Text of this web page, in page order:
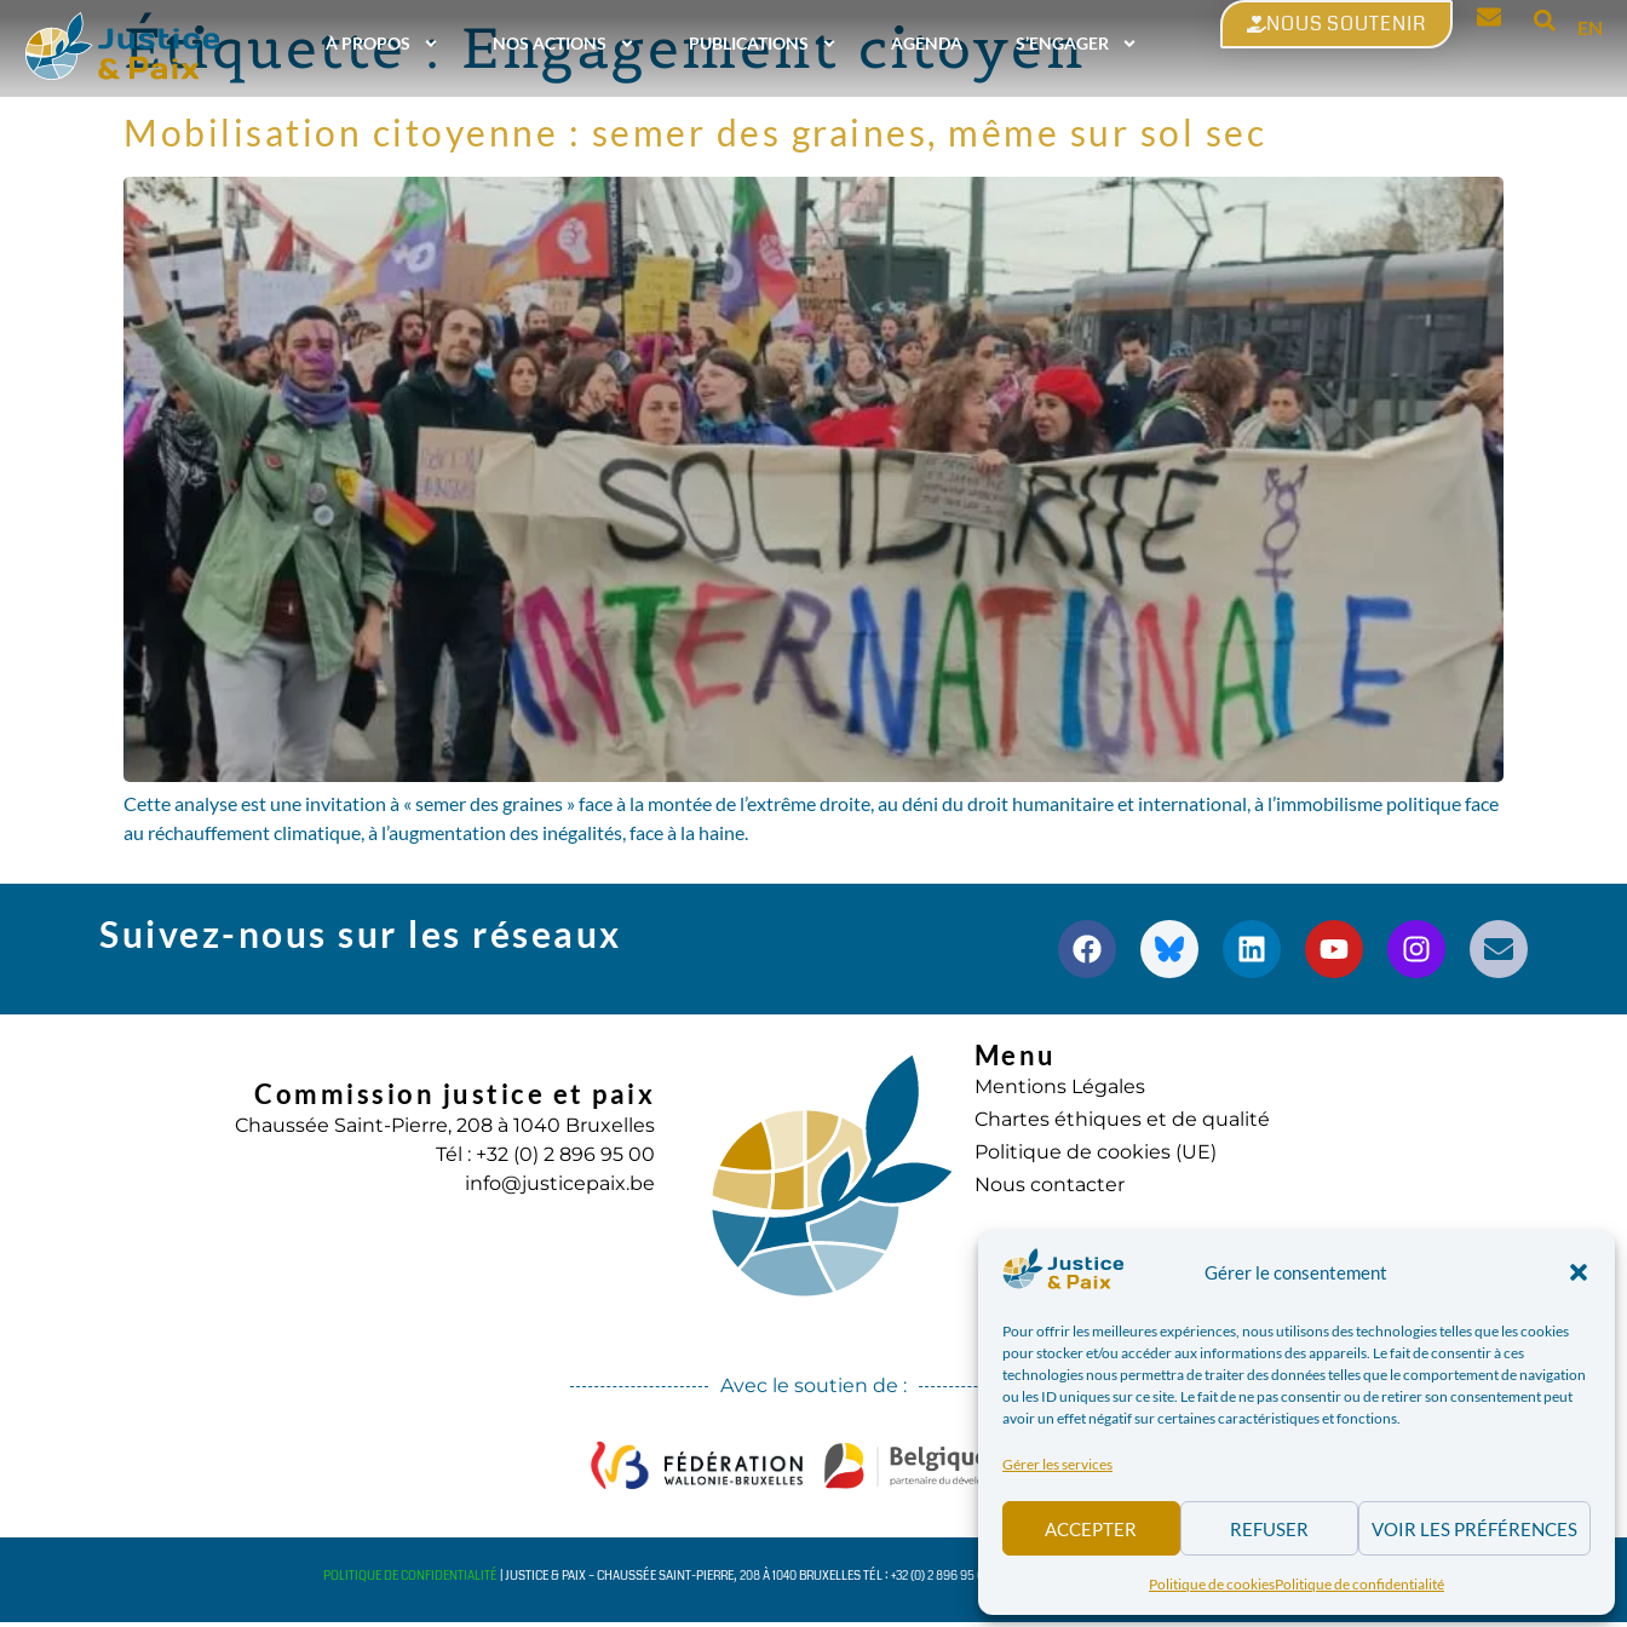
Gérer le consentement
Pour offrir les meilleures expériences, nous utilisons des technologies telles que les cookies
pour stocker et/ou accéder aux informations des appareils. Le fait de consentir à ces
technologies nous permettra de traiter des données telles que le comportement de navigation
ou les ID uniques sur ce site. Le fait de ne pas consentir ou de retirer son consentement peut
avoir un effet négatif sur certaines caractéristiques et fonctions.
Gérer les services
ACCEPTER REFUSER VOIR LES PRÉFÉRENCES
Politique de cookiesPolitique de confidentialité
À PROPOS NOS ACTIONS PUBLICATIONS AGENDA S’ENGAGER
NOUS SOUTENIR EN
Étiquette :Engagement citoyen
Mobilisation citoyenne : semer des graines, même sur sol sec
Cette analyse est une invitation à « semer des graines » face à la montée de l’extrême droite, au déni du droit humanitaire et international, à l’immobilisme politique face
au réchauffement climatique, à l’augmentation des inégalités, face à la haine.
Suivez-nous sur les réseaux
Commission justice et paix
Chaussée Saint-Pierre, 208 à 1040 Bruxelles
Tél : +32 (0) 2 896 95 00
info@justicepaix.be
Menu
Mentions Légales
Chartes éthiques et de qualité
Politique de cookies (UE)
Nous contacter
Avec le soutien de :
POLITIQUE DE CONFIDENTIALITÉ | JUSTICE & PAIX – CHAUSSÉE SAINT-PIERRE, 208 À 1040 BRUXELLES TÉL : +32 (0) 2 896 95 00 INFO@JUSTICEPAIX.BE | WEBDESIGN PARBANLIEUES ASBL